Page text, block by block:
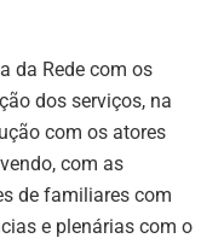
da Rede com os
dos serviços, na
com os atores
com as
de familiares com
e plenárias com o